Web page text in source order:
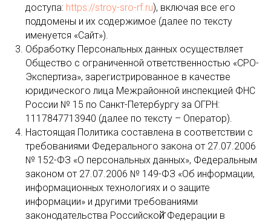
доступа: https://stroy-sro-rf.ru), включая все его
поддомены и их содержимое (далее по тексту
именуется «Сайт»).
Обработку Персональных данных осуществляет
Общество с ограниченной ответственностью «СРО-
Экспертиза», зарегистрированное в качестве
юридического лица Межрайонной инспекцией ФНС
России № 15 по Санкт-Петербургу за ОГРН:
1117847713940 (далее по тексту – Оператор).
Настоящая Политика составлена в соответствии с
требованиями Федерального закона от 27.07.2006
№ 152-ФЗ «О персональных данных», Федеральным
законом от 27.07.2006 № 149-ФЗ «Об информации,
информационных технологиях и о защите
информации» и другими требованиями
законодательства Российской̆ Федерации в